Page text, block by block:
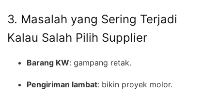
3. Masalah yang Sering Terjadi
Kalau Salah Pilih Supplier
Barang KW: gampang retak.
Pengiriman lambat: bikin proyek molor.